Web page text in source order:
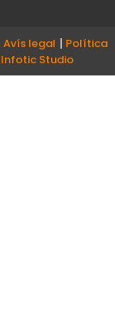
Avís legal | Política
Infotic Studio